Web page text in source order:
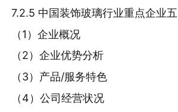
7.2.5 中国装饰玻璃行业重点企业五
（1）企业概况
（2）企业优势分析
（3）产品/服务特色
（4）公司经营状况